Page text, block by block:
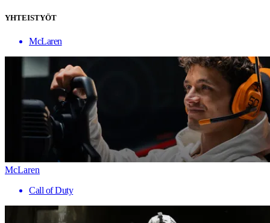
YHTEISTYÖT
McLaren
McLaren
Call of Duty